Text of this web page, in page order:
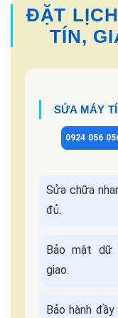
ĐẶT
TÍN,
SỬA MÁY
0924 056
Sửa chữa
đủ.
Bảo mật
giao.
Bảo hành